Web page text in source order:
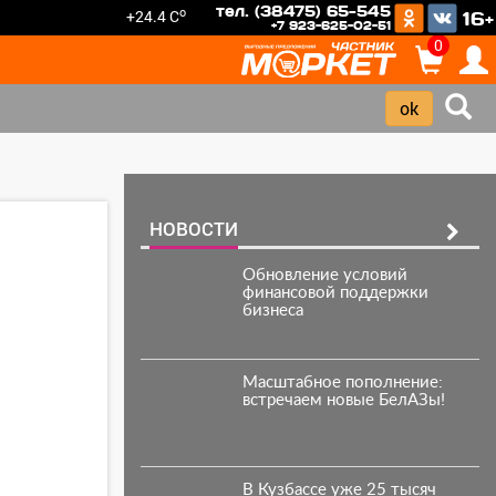
+24.4 Co тел. (38475) 65-545
+7 923-625-02-51 16+
0
НОВОСТИ
Обновление условий
финансовой поддержки
бизнеса
Масштабное пополнение:
встречаем новые БелАЗы!
В Кузбассе уже 25 тысяч